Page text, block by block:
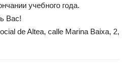
учебного года.
Вас!
de Altea, calle Marina Baixa, 2,